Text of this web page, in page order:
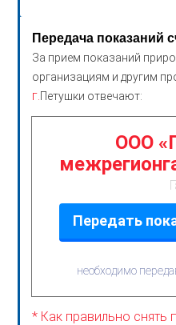
Передача показаний
За прием показаний
организациям и другим
г. Петушки отвечают:
ООО
Передать
необходимо
* Как правильно снять